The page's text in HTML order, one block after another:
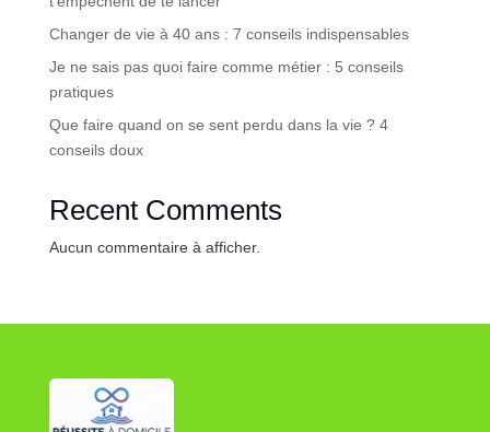
Changer de vie à 40 ans : 7 conseils indispensables
Je ne sais pas quoi faire comme métier : 5 conseils
pratiques
Que faire quand on se sent perdu dans la vie ? 4
conseils doux
Recent Comments
Aucun commentaire à afficher.